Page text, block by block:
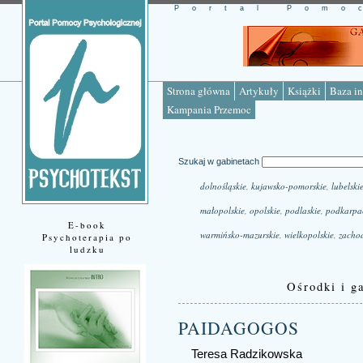
Strona główna Artykuły Książki
Baza
Kampania Przemoc
Portal
E-book
Psychoterapia po
ludzku
Szukaj w gabinetach
dolnośląskie, kujawsko-pomorskie, lubelskie
małopolskie, opolskie, podlaskie,
warmińsko-mazurskie, wielkopolskie,
Ośrodki i
PAIDAGOGOS
Teresa Radzikowska